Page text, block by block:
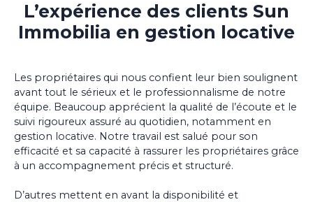
L’expérience des clients Sun
Immobilia en gestion locative
Les propriétaires qui nous confient leur bien soulignent
avant tout le sérieux et le professionnalisme de notre
équipe. Beaucoup apprécient la qualité de l’écoute et le
suivi rigoureux assuré au quotidien, notamment en
gestion locative. Notre travail est salué pour son
efficacité et sa capacité à rassurer les propriétaires grâce
à un accompagnement précis et structuré.
D’autres mettent en avant la disponibilité et